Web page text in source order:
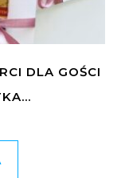
DLA GOŚCI